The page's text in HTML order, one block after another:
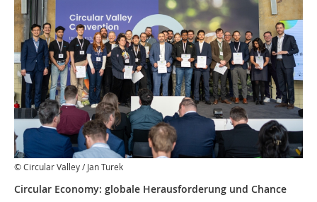
© Circular Valley / Jan Turek
Circular Economy: globale Herausforderung und Chance